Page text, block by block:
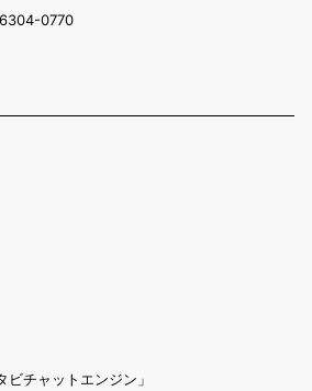
0770
チャットエンジン」